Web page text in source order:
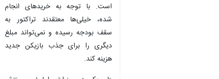
است. با توجه به خریدهای انجام
شده، خیلی‌ها معتقدند تراکتور به
سقف بودجه رسیده و نمی‌تواند مبلغ
دیگری را برای جذب بازیکن جدید
هزینه کند.